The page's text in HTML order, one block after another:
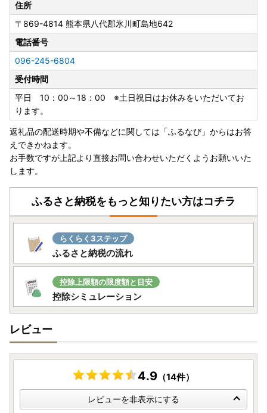
住所
〒869-4814 熊本県八代郡氷川町島地642
電話番号
096-245-6804
受付時間
平日 10：00～18：00 ※土日祝日はお休みをいただいてお
ります。
返礼品の配送時期や不備などに関しては「ふるなび」からはお答
えできかねます。
お手数ですが上記より直接お問い合わせいただくようお願いいた
します。
ふるさと納税をもっと知りたい方はコチラ
らくらく3ステップ
ふるさと納税の流れ
控除上限額の限度額と目安
控除シミュレーション
レビュー
4.9 （14件）
レビューを非表示にする